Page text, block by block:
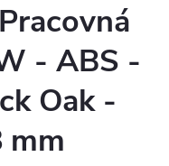
- ABS -
Oak -
mm